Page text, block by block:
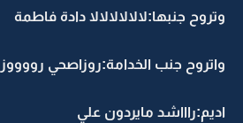
وتروح جنبها:لالالالالالا دادة فاطمة
واتروح جنب الخدامة:روزاصحي رووووز
اديم:راااشد مايردون علي